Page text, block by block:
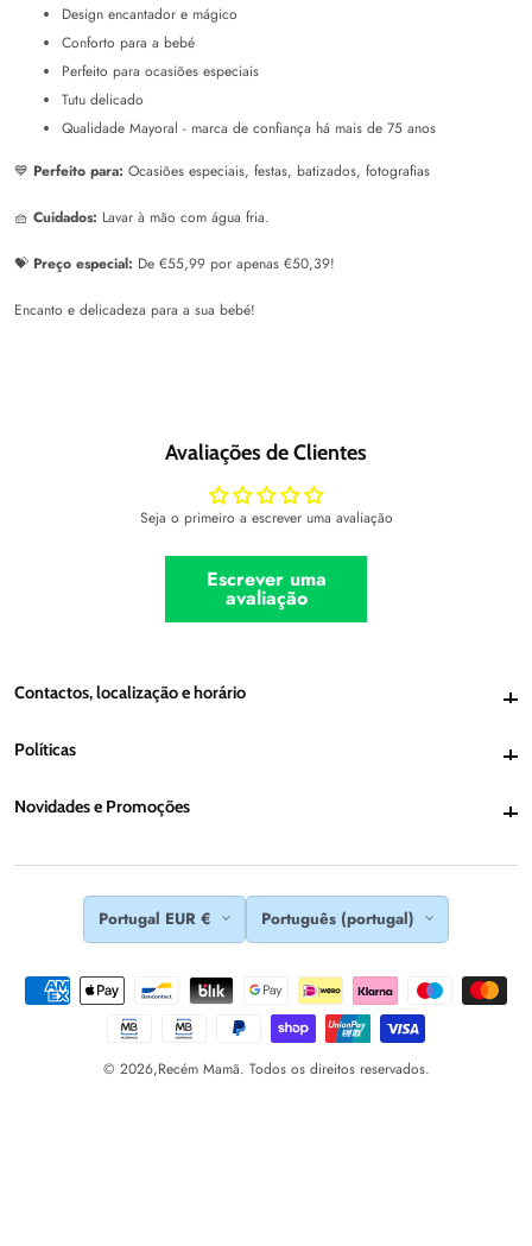
Design encantador e mágico
Conforto para a bebé
Perfeito para ocasiões especiais
Tutu delicado
Qualidade Mayoral - marca de confiança há mais de 75 anos
💙 Perfeito para: Ocasiões especiais, festas, batizados, fotografias
🧺 Cuidados: Lavar à mão com água fria.
💝 Preço especial: De €55,99 por apenas €50,39!
Encanto e delicadeza para a sua bebé!
Avaliações de Clientes
Seja o primeiro a escrever uma avaliação
Escrever uma
avaliação
Contactos, localização e horárioContactos, localização e horário
Políticas
Novidades e PromoçõesNovidades e Promoções
Portugal EUR € Português (portugal)
© 2026,Recém Mamã. Todos os direitos reservados.